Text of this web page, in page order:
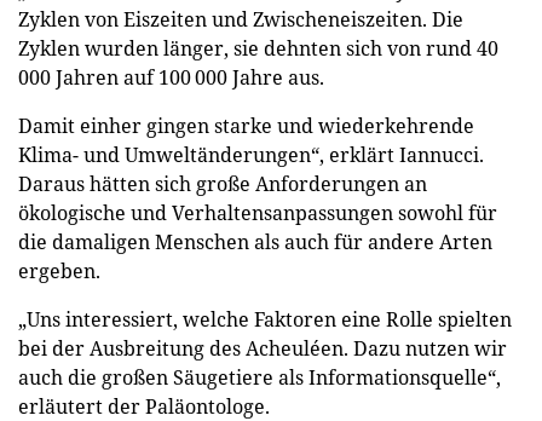
Zyklen von Eiszeiten und Zwischeneiszeiten. Die
Zyklen wurden länger, sie dehnten sich von rund 40
000 Jahren auf 100 000 Jahre aus.
Damit einher gingen starke und wiederkehrende
Klima- und Umweltänderungen“, erklärt Iannucci.
Daraus hätten sich große Anforderungen an
ökologische und Verhaltensanpassungen sowohl für
die damaligen Menschen als auch für andere Arten
ergeben.
„Uns interessiert, welche Faktoren eine Rolle spielten
bei der Ausbreitung des Acheuléen. Dazu nutzen wir
auch die großen Säugetiere als Informationsquelle“,
erläutert der Paläontologe.